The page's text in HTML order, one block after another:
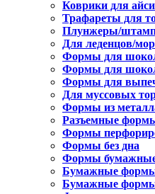
Коврики для
Трафареты для
Плунжеры/
Для леденцов/
Формы для
Формы для
Формы для
Для муссовых
Формы из
Разъемные
Формы
Формы без дна
Формы
Бумажные
Бумажные